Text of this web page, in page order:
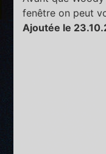
fenêtre on peut
Ajoutée le